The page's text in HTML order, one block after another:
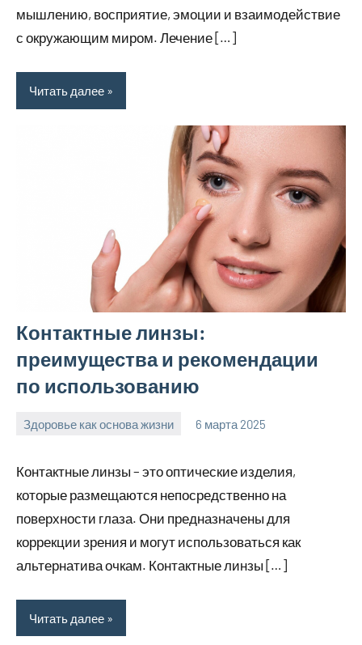
мышлению, восприятие, эмоции и взаимодействие
с окружающим миром. Лечение […]
Читать далее
Контактные линзы:
преимущества и рекомендации
по использованию
Здоровье как основа жизни 6 марта 2025
Avtor
Нет
Контактные линзы – это оптические изделия,
которые размещаются непосредственно на
поверхности глаза. Они предназначены для
коррекции зрения и могут использоваться как
альтернатива очкам. Контактные линзы […]
Читать далее